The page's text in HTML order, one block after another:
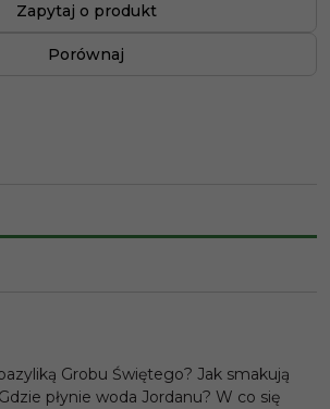
Zapytaj o produkt
Porównaj
Grobu Świętego? Jak smakują
płynie woda Jordanu? W co się